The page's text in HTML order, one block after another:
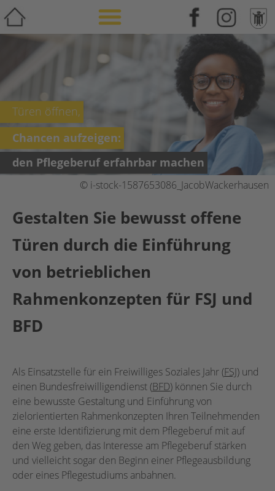
Türen öffnen,
Chancen aufzeigen:
den Pflegeberuf erfahrbar machen
© i-stock-1587653086_JacobWackerhausen
Gestalten Sie bewusst offene
Türen durch die Einführung
von betrieblichen
Rahmenkonzepten für FSJ und
BFD
Als Einsatzstelle für ein Freiwilliges Soziales Jahr (FSJ) und
einen Bundesfreiwilligendienst (BFD) können Sie durch
eine bewusste Gestaltung und Einführung von
zielorientierten Rahmenkonzepten Ihren Teilnehmenden
eine erste Identifizierung mit dem Pflegeberuf mit auf
den Weg geben, das Interesse am Pflegeberuf stärken
und vielleicht sogar den Beginn einer Pflegeausbildung
oder eines Pflegestudiums anbahnen.